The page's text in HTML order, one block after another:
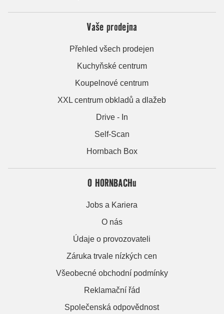
Vaše prodejna
Přehled všech prodejen
Kuchyňské centrum
Koupelnové centrum
XXL centrum obkladů a dlažeb
Drive - In
Self-Scan
Hornbach Box
O HORNBACHu
Jobs a Kariera
O nás
Údaje o provozovateli
Záruka trvale nízkých cen
Všeobecné obchodní podmínky
Reklamační řád
Společenská odpovědnost